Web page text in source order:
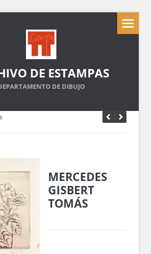
DE ESTAMPAS
DE DIBUJO
MERCEDES
GISBERT
TOMÁS